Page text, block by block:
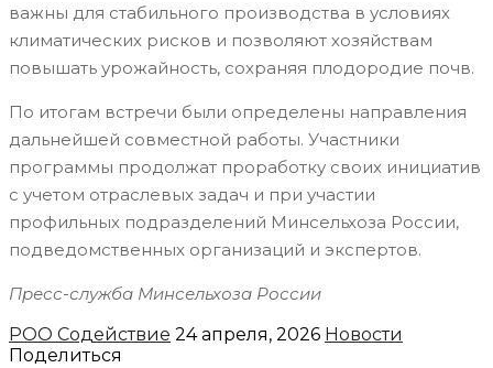
важны для стабильного производства в условиях
климатических рисков и позволяют хозяйствам
повышать урожайность, сохраняя плодородие почв.
По итогам встречи были определены направления
дальнейшей совместной работы. Участники
программы продолжат проработку своих инициатив
с учетом отраслевых задач и при участии
профильных подразделений Минсельхоза России,
подведомственных организаций и экспертов.
Пресс-служба Минсельхоза России
РОО Содействие 24 апреля, 2026 Новости
Поделиться